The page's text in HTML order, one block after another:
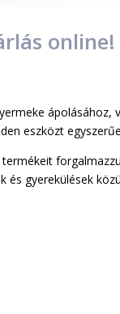
online!
ápolásához,
eszközt
és gyerekülések